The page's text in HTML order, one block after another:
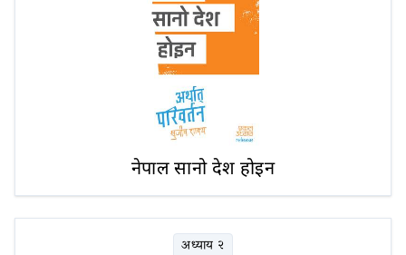
नेपाल सानो देश होइन
अध्याय २